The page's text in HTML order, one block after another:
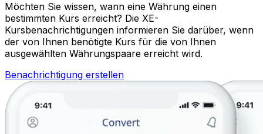
Möchten Sie wissen, wann eine Währung einen
bestimmten Kurs erreicht? Die XE-
Kursbenachrichtigungen informieren Sie darüber, wenn
der von Ihnen benötigte Kurs für die von Ihnen
ausgewählten Währungspaare erreicht wird.
Benachrichtigung erstellen